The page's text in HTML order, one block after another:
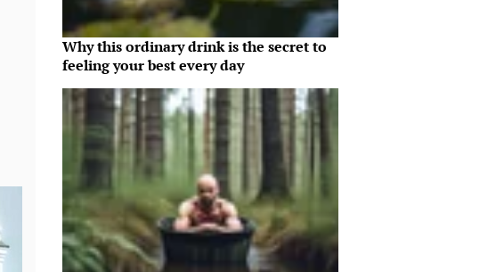
Why this ordinary drink is the secret to
feeling your best every day